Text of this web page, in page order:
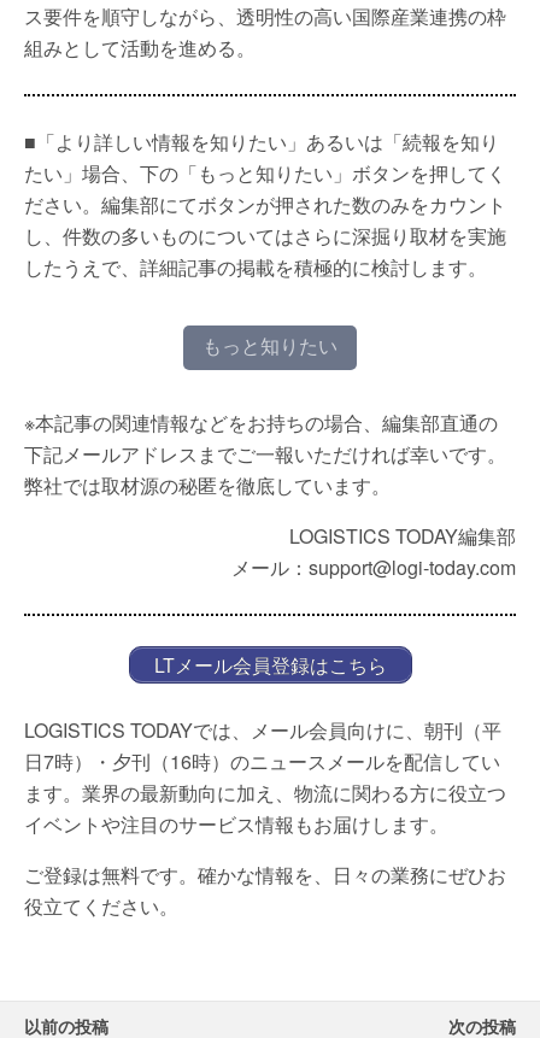
ス要件を順守しながら、透明性の高い国際産業連携の枠
組みとして活動を進める。
■「より詳しい情報を知りたい」あるいは「続報を知り
たい」場合、下の「もっと知りたい」ボタンを押してく
ださい。編集部にてボタンが押された数のみをカウント
し、件数の多いものについてはさらに深掘り取材を実施
したうえで、詳細記事の掲載を積極的に検討します。
もっと知りたい
※本記事の関連情報などをお持ちの場合、編集部直通の
下記メールアドレスまでご一報いただければ幸いです。
弊社では取材源の秘匿を徹底しています。
LOGISTICS TODAY編集部
メール：support@logi-today.com
LTメール会員登録はこちら
LOGISTICS TODAYでは、メール会員向けに、朝刊（平
日7時）・夕刊（16時）のニュースメールを配信してい
ます。業界の最新動向に加え、物流に関わる方に役立つ
イベントや注目のサービス情報もお届けします。
ご登録は無料です。確かな情報を、日々の業務にぜひお
役立てください。
以前の投稿 次の投稿